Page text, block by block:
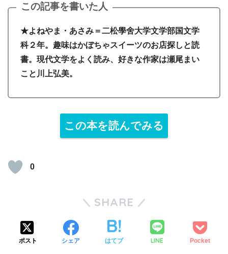
この記事を書いた人
★よねやま・あさみ＝二松學舍大学文学部国文学
科２年。趣味はかぼちゃスイーツのお店探しと読
書。現代文学をよく読み、好きな作家は瀬尾まい
こと川上弘美。
この本を読んでみる
0
SHARE
ポスト シェア はてブ LINE Pocket